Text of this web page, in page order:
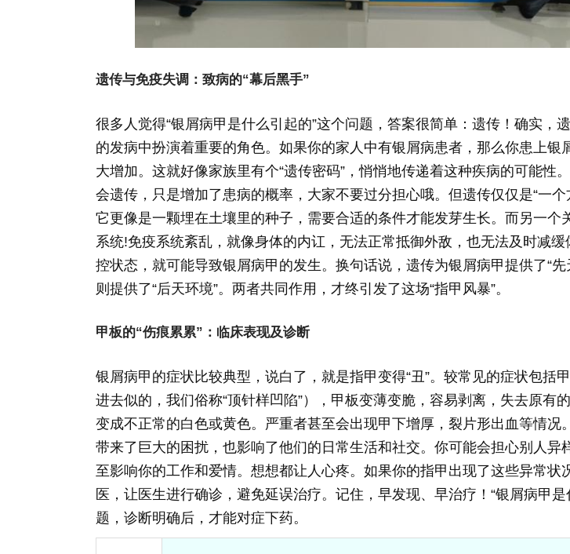
遗传与免疫失调：致病的“幕后黑手”
很多人觉得“银屑病甲是什么引起的”这个问题，答案很简单：遗传！确实，
的发病中扮演着重要的角色。如果你的家人中有银屑病患者，那么你患上银
大增加。这就好像家族里有个“遗传密码”，悄悄地传递着这种疾病的可能性
会遗传，只是增加了患病的概率，大家不要过分担心哦。但遗传仅仅是“一个
它更像是一颗埋在土壤里的种子，需要合适的条件才能发芽生长。而另一个
系统!免疫系统紊乱，就像身体的内讧，无法正常抵御外敌，也无法及时减缓
控状态，就可能导致银屑病甲的发生。换句话说，遗传为银屑病甲提供了“先
则提供了“后天环境”。两者共同作用，才终引发了这场“指甲风暴”。
甲板的“伤痕累累”：临床表现及诊断
银屑病甲的症状比较典型，说白了，就是指甲变得“丑”。较常见的症状包括
进去似的，我们俗称“顶针样凹陷”），甲板变薄变脆，容易剥离，失去原有
变成不正常的白色或黄色。严重者甚至会出现甲下增厚，裂片形出血等情况
带来了巨大的困扰，也影响了他们的日常生活和社交。你可能会担心别人异
至影响你的工作和爱情。想想都让人心疼。如果你的指甲出现了这些异常状
医，让医生进行确诊，避免延误治疗。记住，早发现、早治疗！“银屑病甲是
题，诊断明确后，才能对症下药。